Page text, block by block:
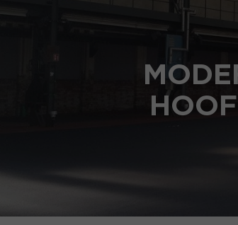
HET